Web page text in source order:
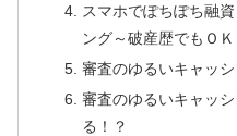
スマホでぽちぽち融
ング～破産歴でもＯＫ
審査のゆるいキャッシ
審査のゆるいキャッ
る！？